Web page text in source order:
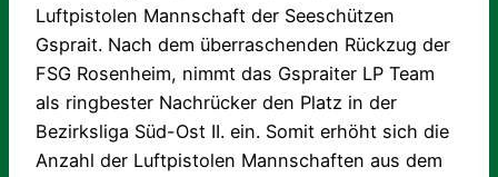
Luftpistolen Mannschaft der Seeschützen
Gsprait. Nach dem überraschenden Rückzug der
FSG Rosenheim, nimmt das Gspraiter LP Team
als ringbester Nachrücker den Platz in der
Bezirksliga Süd-Ost II. ein. Somit erhöht sich die
Anzahl der Luftpistolen Mannschaften aus dem